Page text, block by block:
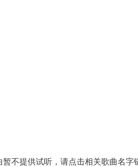
不提供试听，请点击相关歌曲名字